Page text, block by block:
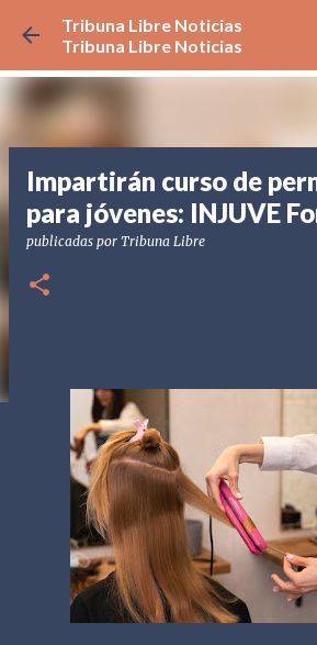
Ir al contenido
Tribuna Libre Noticias
Tribuna Libre Noticias
Impartirán curso de
para jóvenes: INJUVE
publicadas por Tribuna Libre